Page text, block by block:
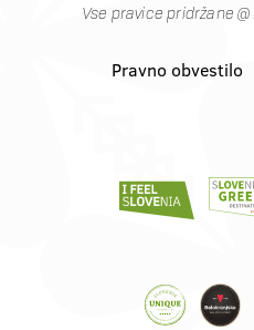
Vse pravice pridržane
Pravno obvestilo